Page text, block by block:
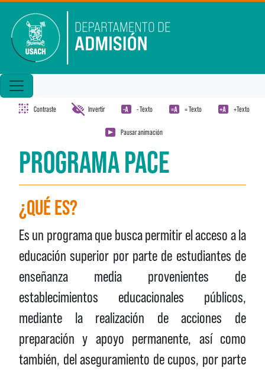
Contraste Invertir - Texto = Texto +Texto
Pausar animación
PROGRAMA PACE
¿QUÉ ES?
Es un programa que busca permitir el acceso a la
educación superior por parte de estudiantes de
enseñanza media provenientes de
establecimientos educacionales públicos,
mediante la realización de acciones de
preparación y apoyo permanente, así como
también, del aseguramiento de cupos, por parte